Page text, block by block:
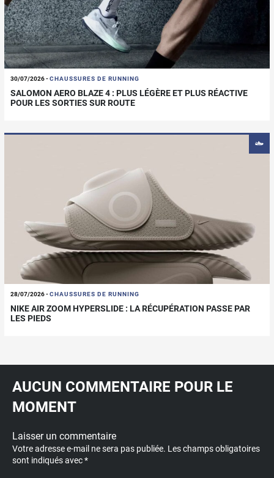
30/07/2026-CHAUSSURES DE RUNNING
SALOMON AERO BLAZE 4 : PLUS LÉGÈRE ET PLUS RÉACTIVE
POUR LES SORTIES SUR ROUTE
28/07/2026-CHAUSSURES DE RUNNING
NIKE AIR ZOOM HYPERSLIDE : LA RÉCUPÉRATION PASSE PAR
LES PIEDS
AUCUN COMMENTAIRE POUR LE
MOMENT
Laisser un commentaire
Votre adresse e-mail ne sera pas publiée. Les champs obligatoires
sont indiqués avec*